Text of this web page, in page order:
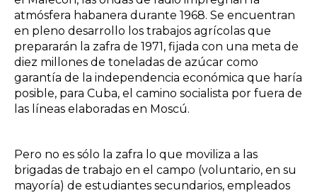
atmósfera habanera durante 1968. Se encuentran
en pleno desarrollo los trabajos agrícolas que
prepararán la zafra de 1971, fijada con una meta de
diez millones de toneladas de azúcar como
garantía de la independencia económica que haría
posible, para Cuba, el camino socialista por fuera de
las líneas elaboradas en Moscú.
Pero no es sólo la zafra lo que moviliza a las
brigadas de trabajo en el campo (voluntario, en su
mayoría) de estudiantes secundarios, empleados